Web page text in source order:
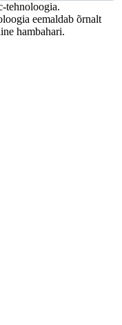
tehnoloogia.
eemaldab õrnalt
hambahari.